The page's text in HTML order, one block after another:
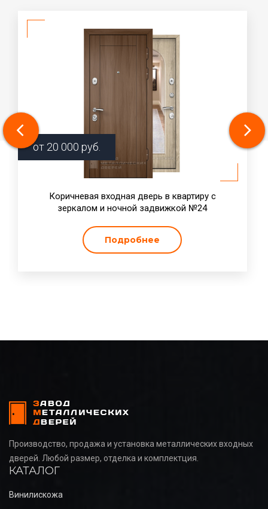
от 20 000 руб.
Коричневая входная дверь в квартиру с
зеркалом и ночной задвижкой №24
Подробнее
Производство, продажа и установка металлических входных
дверей. Любой размер, отделка и комплектция.
КАТАЛОГ
Винилискожа